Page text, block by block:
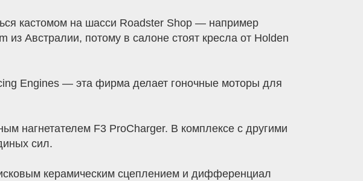
кастомом на шасси Roadster Shop — например
Австралии, потому в салоне стоят кресла от Holden
Engines — эта фирма делает гоночные моторы для
нагнетателем F3 ProCharger. В комплексе с другими
сил.
керамическим сцеплением и дифференциал